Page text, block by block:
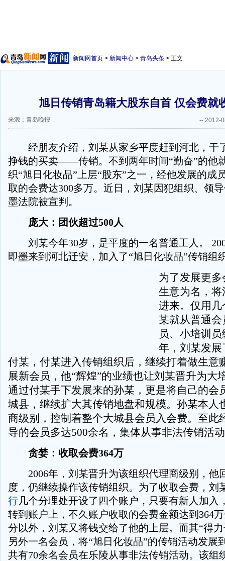
新闻网首页 > 新闻中心 > 青岛头条 > 正文
旭日传销青岛籍大股东自首 仅会费就
来源：青岛晚报 -- 2012-
经朋友介绍，刘某从家乡平度赶到河北，干
挣钱的买卖——传销。不到两年时间“勤奋”的他
织“旭日化妆品”上层“股东”之一，经他发展的成
取的会费达300多万。近日，刘某因犯组织、领
墨法院被宣判。
庞大：团伙超过500人
刘某今年30岁，是平度的一名普通工人。
即墨来到河北迁安，加入了“旭日化妆品”传销组
为了发展更
生意为名，
进来。仅用
某就从普通
员、小培训
年，刘某发展
付某，付某进入传销组织后，继续打着做生意
展新会员，他“辉煌”的业绩也让刘某晋升为大
通过付某手下发展来的孙某，更是将自己的会
城县，继续扩大其传销地盘和规模。孙某本人
商级别，控制着整个大城县会员入会费。至此
导的会员多达500余名，集体从事非法传销活
贪婪：收取会费364万
2006年，刘某晋升为该组织代理商级别，他
度，仍继续操作该传销组织。为了收取会费，刘
行几个分理处开设了四个账户，只要有新人加入
转到账户上，不久账户收取的会费金额达到364
分以外，刘某又将钱交给了他的上层。而其“得
另外一名会员，将“旭日化妆品”的传销活动发展
共有70余名会员在乐陵从事非法传销活动。该组